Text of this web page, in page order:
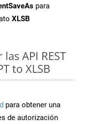
para
XLSB
API REST
to XLSB
para obtener una
de autorización